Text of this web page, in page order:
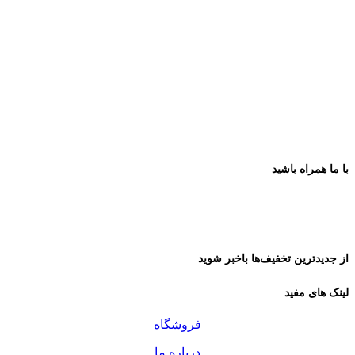
با ما همراه باشید
از جدیدترین تخفیف‌ها باخبر شوید
لینک های مفید
فروشگاه